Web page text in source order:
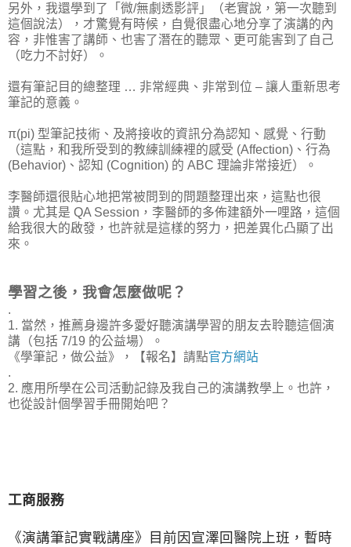
另外，我還學到了「微/無劇透影評」（老實說，第一次聽到
這個說法），才驚覺有時候，自覺很盡心地分享了演講的內
容，非惟害了講師、也害了潛在的聽眾、更可能害到了自己
（吃力不討好）。
還有筆記目的總整理 … 非常經典、非常到位 – 讓人重新思考
筆記的意義。
π(pi) 型筆記技術、及將接收的資訊分為認知、感覺、行動
（這點，和我所受到的教練訓練裡的感受 (Affection)、行為
(Behavior)、認知 (Cognition) 的 ABC 理論非常接近）。
李醫師還很貼心地把常被問到的問題整理出來，這點也很
讚。尤其是 QA Session，李醫師的多佈建額外一哩路，這個
給我很大的啟發，也許就是這樣的努力，把差異化凸顯了出
來。
學習之後，我會怎麼做呢？
.
1. 當然，推薦身邊許多愛好聽演講學習的朋友去聆聽這個演
講（包括 7/19 的公益場）。
《學筆記，做公益》，【報名】請點官方網站
.
2. 應用所學在公司活動記錄及我自己的演講教學上。也許，
也從設計個學習手冊開始吧？
工商服務
《演講筆記實戰講座》目前因宣澤回醫院上班，暫時